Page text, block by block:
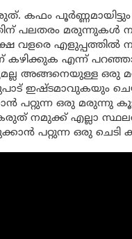
കഫം പൂർണ്ണമായിട്ടും
പലതരം മരുന്നുകൾ
വളരെ എളുപ്പത്തിൽ
കഴിക്കുക എന്ന്
അങ്ങനെയുള്ള ഒരു
ഇഷ്ടമാവുകയും
പറ്റുന്ന ഒരു മരുന്നു
നമുക്ക് എല്ലാ
പറ്റുന്ന ഒരു